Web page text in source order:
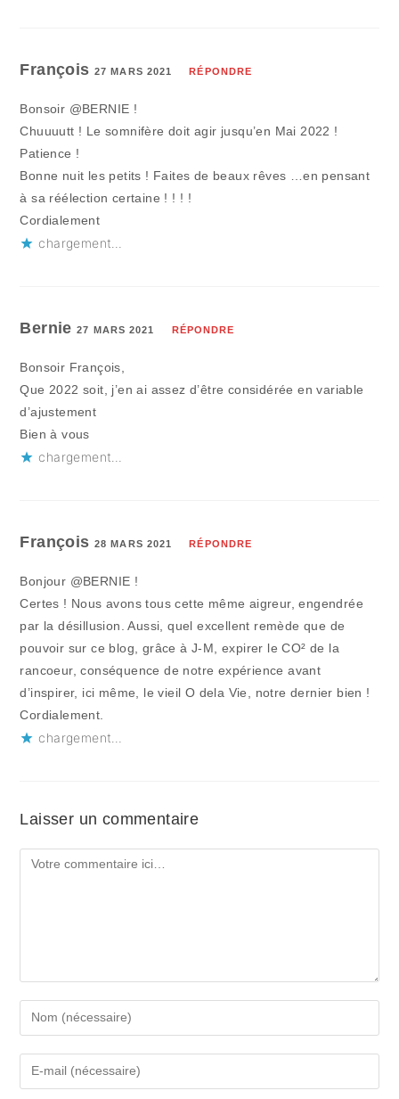
François27 MARS 2021 RÉPONDRE
Bonsoir @BERNIE !
Chuuuutt ! Le somnifère doit agir jusqu’en Mai 2022 !
Patience !
Bonne nuit les petits ! Faites de beaux rêves …en pensant
à sa réélection certaine ! ! ! !
Cordialement
chargement…
Bernie27 MARS 2021 RÉPONDRE
Bonsoir François,
Que 2022 soit, j’en ai assez d’être considérée en variable
d’ajustement
Bien à vous
chargement…
François28 MARS 2021 RÉPONDRE
Bonjour @BERNIE !
Certes ! Nous avons tous cette même aigreur, engendrée
par la désillusion. Aussi, quel excellent remède que de
pouvoir sur ce blog, grâce à J-M, expirer le CO² de la
rancoeur, conséquence de notre expérience avant
d’inspirer, ici même, le vieil O dela Vie, notre dernier bien !
Cordialement.
chargement…
Laisser un commentaire
Comment
Enter
your
name
Enter
your